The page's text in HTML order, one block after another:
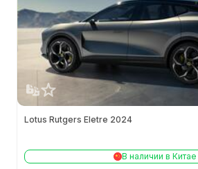
Lotus Rutgers Eletre 2024
В наличии в Китае